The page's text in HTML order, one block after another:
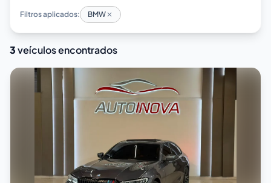
Filtros aplicados: BMW
3veículos encontrados